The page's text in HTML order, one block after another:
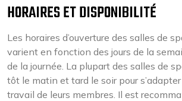
HORAIRES ET DISPONIBILITÉ
Les horaires d’ouverture des salles de
varient en fonction des jours de la
de la journée. La plupart des salles de
tôt le matin et tard le soir pour
travail de leurs membres. Il est